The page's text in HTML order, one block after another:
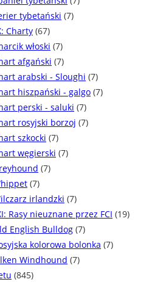
tybetański (7)
Charty (67)
włoski (7)
afgański (7)
arabski - Sloughi (7)
hiszpański - galgo (7)
perski - saluki (7)
rosyjski borzoj (7)
szkocki (7)
węgierski (7)
(7)
(7)
irlandzki (7)
Rasy nieuznane przez FCI (19)
English Bulldog (7)
kolorowa bolonka (7)
Windhound (7)
(845)